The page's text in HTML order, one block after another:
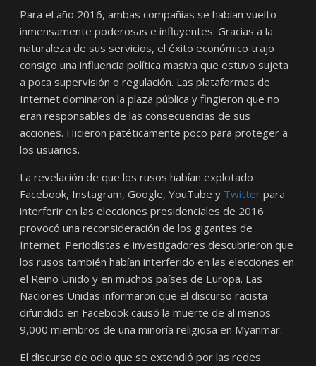
Para el año 2016, ambas compañías se habían vuelto
inmensamente poderosas e influyentes. Gracias a la
naturaleza de sus servicios, el éxito económico trajo
consigo una influencia política masiva que estuvo sujeta
a poca supervisión o regulación. Las plataformas de
Internet dominaron la plaza pública y fingieron que no
eran responsables de las consecuencias de sus
acciones. Hicieron patéticamente poco para proteger a
los usuarios.
La revelación de que los rusos habían explotado
Facebook, Instagram, Google, YouTube y Twitter para
interferir en las elecciones presidenciales de 2016
provocó una reconsideración de los gigantes de
Internet. Periodistas e investigadores descubrieron que
los rusos también habían interferido en las elecciones en
el Reino Unido y en muchos países de Europa. Las
Naciones Unidas informaron que el discurso racista
difundido en Facebook causó la muerte de al menos
9,000 miembros de una minoría religiosa en Myanmar.
El discurso de odio que se extendió por las redes